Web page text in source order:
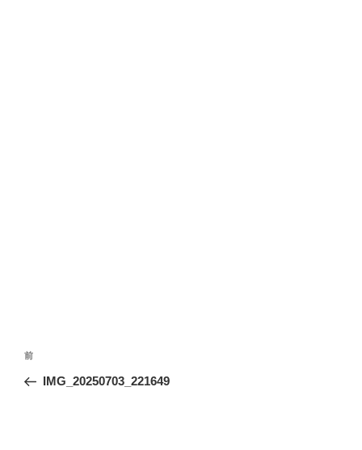
投
ナ
前
の
前
IMG_20250703_221649